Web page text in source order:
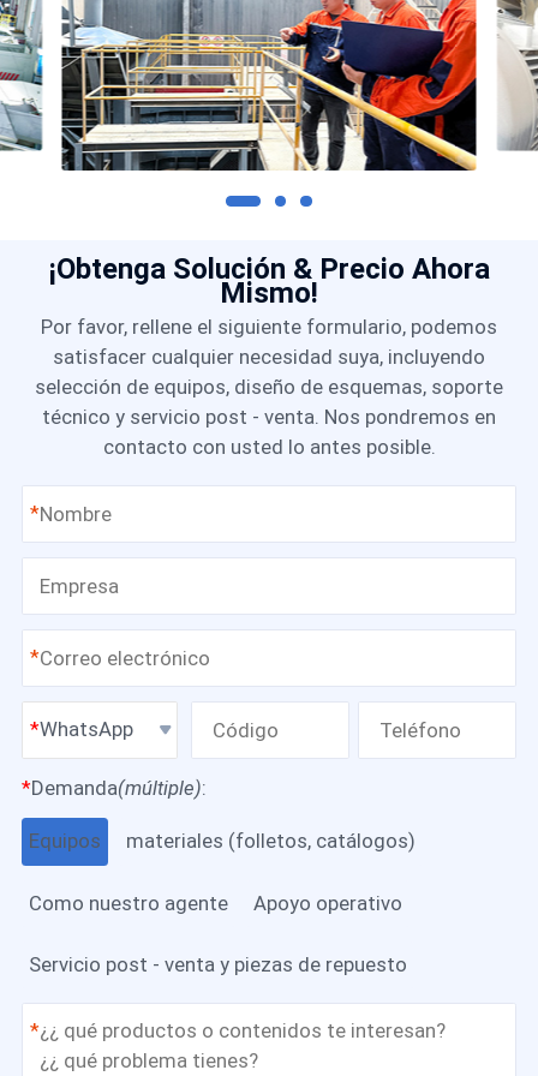
¡Obtenga Solución & Precio Ahora
Mismo!
Por favor, rellene el siguiente formulario, podemos
satisfacer cualquier necesidad suya, incluyendo
selección de equipos, diseño de esquemas, soporte
técnico y servicio post - venta. Nos pondremos en
contacto con usted lo antes posible.
*
*
WhatsApp
*Demanda(múltiple):
Equipos materiales (folletos, catálogos)
Como nuestro agente Apoyo operativo
Servicio post - venta y piezas de repuesto
*